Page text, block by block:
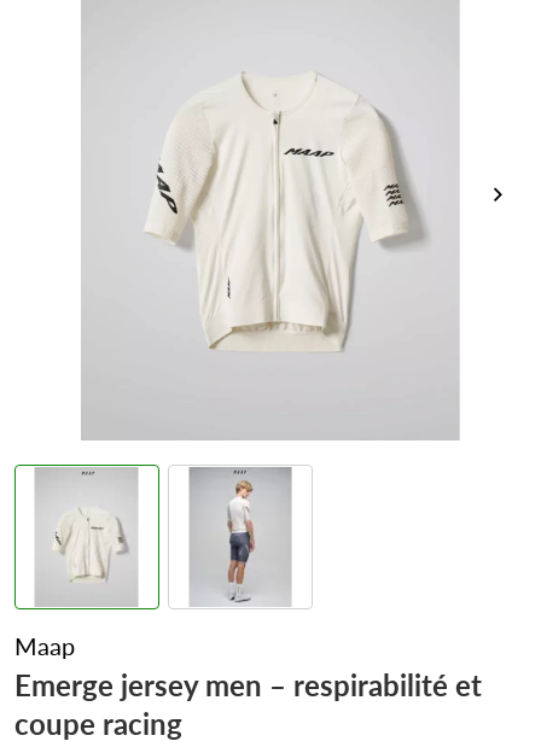
Maap
Emerge jersey men – respirabilité et
coupe racing